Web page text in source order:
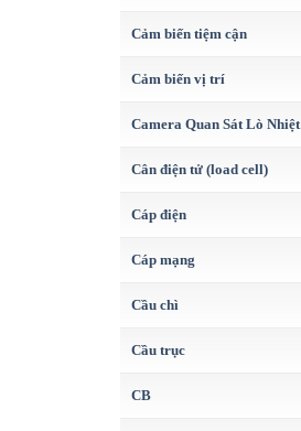
Cảm biến tiệm cận
Cảm biến vị trí
Camera Quan Sát Lò Nhiệt
Cân điện tử (load cell)
Cáp điện
Cáp mạng
Cầu chì
Cầu trục
CB